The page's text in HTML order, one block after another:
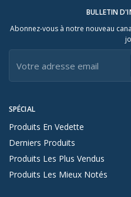
SPÉCIAL
Produits En Vedette
Derniers Produits
Produits Les Plus Vendus
Produits Les Mieux Notés
BULLETIN
Abonnez-vous à notre nouveau